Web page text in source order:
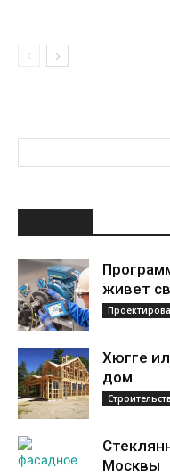
живет
Хюгге
дом
Москвы